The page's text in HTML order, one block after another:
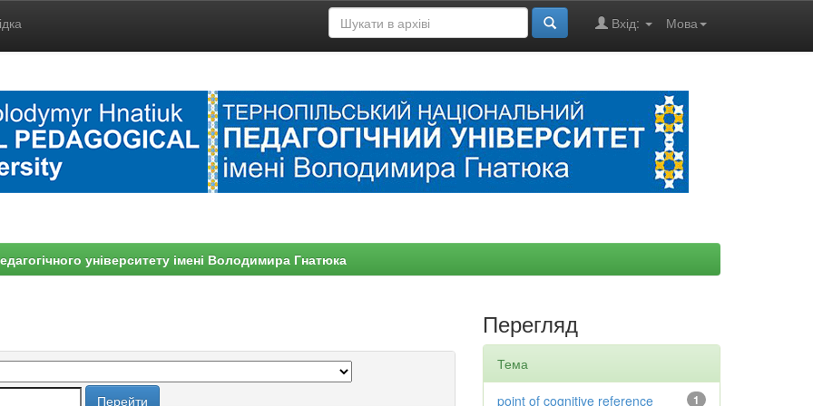
Мова
Вхід:
університету імені Володимира Гнатюка
Перегляд
Тема
1
point of cognitive reference